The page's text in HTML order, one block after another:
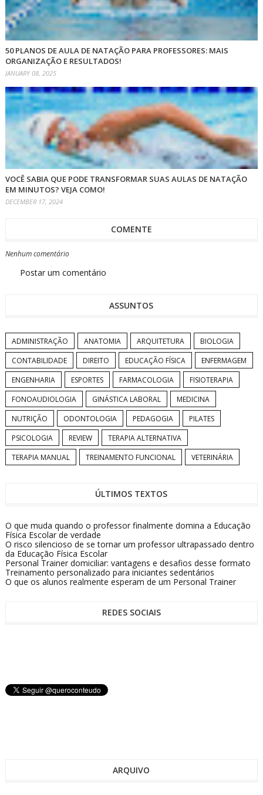
50 PLANOS DE AULA DE NATAÇÃO PARA PROFESSORES: MAIS
ORGANIZAÇÃO E RESULTADOS!
JANUARY 08, 2025
VOCÊ SABIA QUE PODE TRANSFORMAR SUAS AULAS DE NATAÇÃO
EM MINUTOS? VEJA COMO!
DECEMBER 17, 2024
COMENTE
Nenhum comentário
Postar um comentário
ASSUNTOS
ADMINISTRAÇÃO ANATOMIA ARQUITETURA
BIOLOGIA
CONTABILIDADE
DIREITO EDUCAÇÃO FÍSICA
ENFERMAGEM
ENGENHARIA
ESPORTES FARMACOLOGIA
FISIOTERAPIA
FONOAUDIOLOGIA
GINÁSTICA LABORAL
MEDICINA
NUTRIÇÃO
ODONTOLOGIA PEDAGOGIA
PILATES
PSICOLOGIA
REVIEW
TERAPIA ALTERNATIVA
TERAPIA MANUAL
TREINAMENTO FUNCIONAL VETERINÁRIA
ÚLTIMOS TEXTOS
O que muda quando o professor finalmente domina a Educação
Física Escolar de verdade
O risco silencioso de se tornar um professor ultrapassado dentro
da Educação Física Escolar
Personal Trainer domiciliar: vantagens e desafios desse formato
Treinamento personalizado para iniciantes sedentários
O que os alunos realmente esperam de um Personal Trainer
REDES SOCIAIS
ARQUIVO